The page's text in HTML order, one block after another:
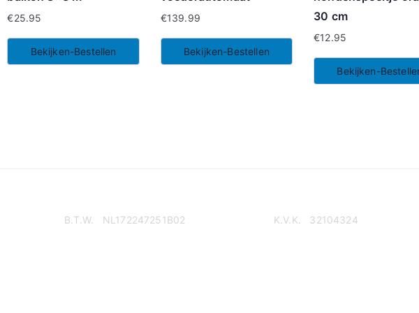
€25.95
Bekijken-Bestellen
€139.99
Bekijken-Bestellen
30 cm
€12.95
Bekijken-
B.T.W. NL172247251B02 K.V.K. 32104324